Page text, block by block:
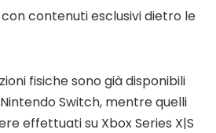
contenuti esclusivi dietro le
fisiche sono già disponibili
Switch, mentre quelli
effettuati su Xbox Series X|S